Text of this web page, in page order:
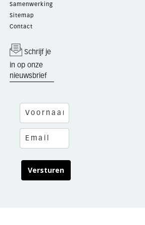
Samenwerking
Sitemap
Contact
Schrijf je
in op onze
nieuwsbrief
Versturen